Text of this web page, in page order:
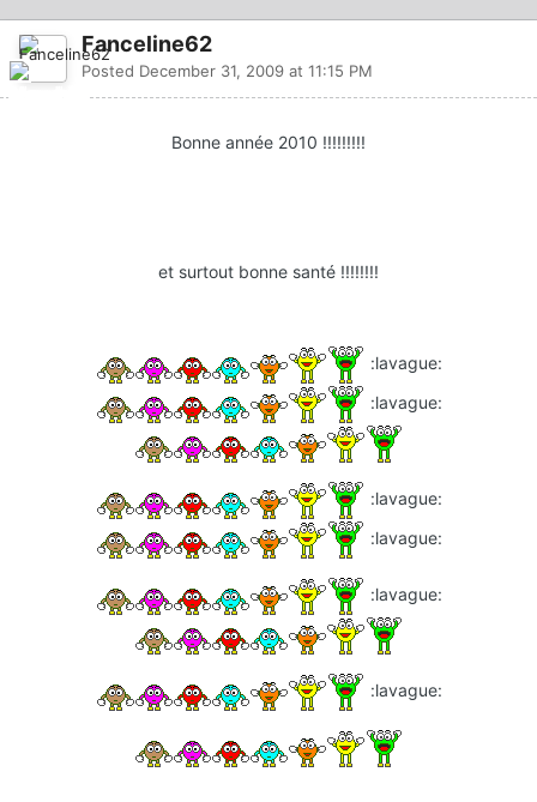
Fanceline62
Posted December 31, 2009 at 11:15 PM
Bonne année 2010 !!!!!!!!!
et surtout bonne santé !!!!!!!!
:lavague:
:lavague:
:lavague:
:lavague:
:lavague:
:lavague: